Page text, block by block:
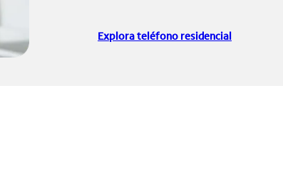
Explora teléfono residencial